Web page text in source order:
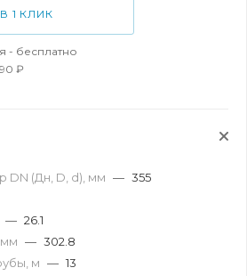
1 КЛИК
- бесплатно
₽
DN (Дн, D, d), мм — 355
— 26.1
мм — 302.8
м — 13